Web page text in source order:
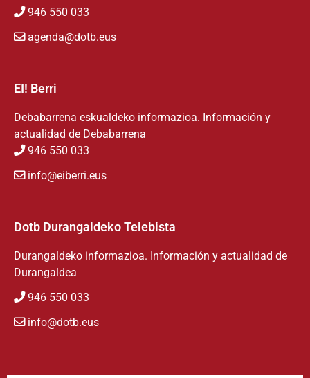
946 550 033
agenda@dotb.eus
EI! Berri
Debabarrena eskualdeko informazioa. Información y
actualidad de Debabarrena
946 550 033
info@eiberri.eus
Dotb Durangaldeko Telebista
Durangaldeko informazioa. Información y actualidad de
Durangaldea
946 550 033
info@dotb.eus